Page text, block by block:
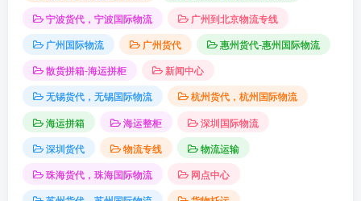
宁波货代，宁波国际物流
广州到北京物流专线
广州国际物流
广州货代
惠州货代-惠州国际物流
散货拼箱-海运拼柜
新闻中心
无锡货代，无锡国际物流
杭州货代，杭州国际物流
海运拼箱
海运整柜
深圳国际物流
深圳货代
物流专线
物流运输
珠海货代，珠海国际物流
网点中心